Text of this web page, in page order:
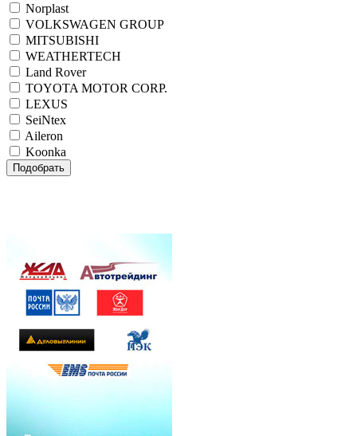
Norplast
VOLKSWAGEN GROUP
MITSUBISHI
WEATHERTECH
Land Rover
TOYOTA MOTOR CORP.
LEXUS
SeiNtex
Aileron
Koonka
Подобрать